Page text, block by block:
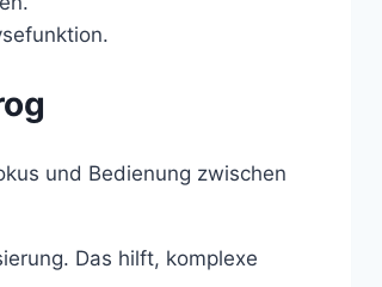
und Bedienung zwischen
Das hilft, komplexe